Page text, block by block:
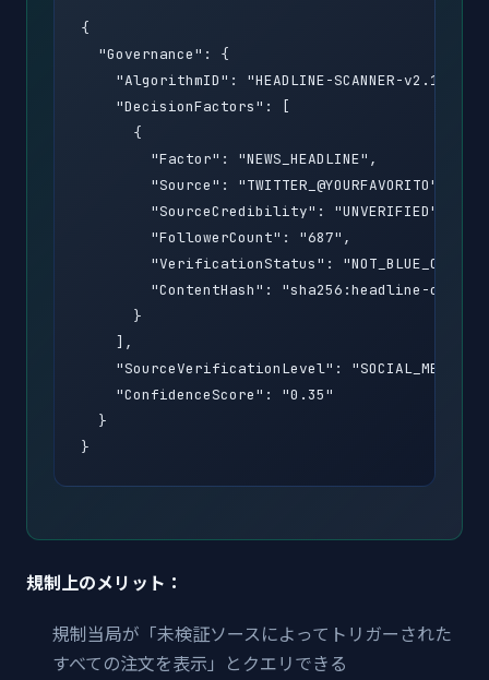
{
  "Governance": {
    "AlgorithmID": "HEADLINE-SCANNER-v2.1",
    "DecisionFactors": [
      {
        "Factor": "NEWS_HEADLINE",
        "Source": "TWITTER_@YOURFAVORITO",
        "SourceCredibility": "UNVERIFIED",
        "FollowerCount": "687",
"VerificationStatus":
"ContentHash": "sha256:headline-
      }
    ],
"SourceVerificationLevel":
    "ConfidenceScore": "0.35"
  }
}
規制上のメリット：
規制当局が「未検証ソースによってトリガーされた
すべての注文を表示」とクエリできる